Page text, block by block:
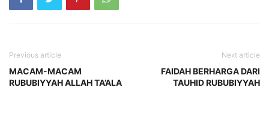
Previous article
MACAM-MACAM
RUBUBIYYAH ALLAH TA’ALA
Next article
FAIDAH BERHARGA DARI
TAUHID RUBUBIYYAH